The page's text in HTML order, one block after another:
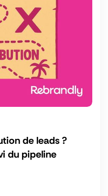
de leads ?
du pipeline